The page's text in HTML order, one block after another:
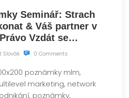
Seminář: Strach
& Váš partner v
Vzdát se…
Slovák 0 Comments